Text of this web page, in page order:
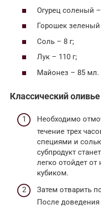
Огурец соленый –
Горошек зеленый
Соль – 8 г;
Лук – 110 г;
Майонез – 85 мл.
Классический
Необходимо
течение трех
специями и
субпродукт
легко отойдет
кубиком.
Затем отварить
После